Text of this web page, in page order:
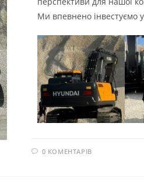
Ми впевнено інвестуємо
0 КОМЕНТАРІВ